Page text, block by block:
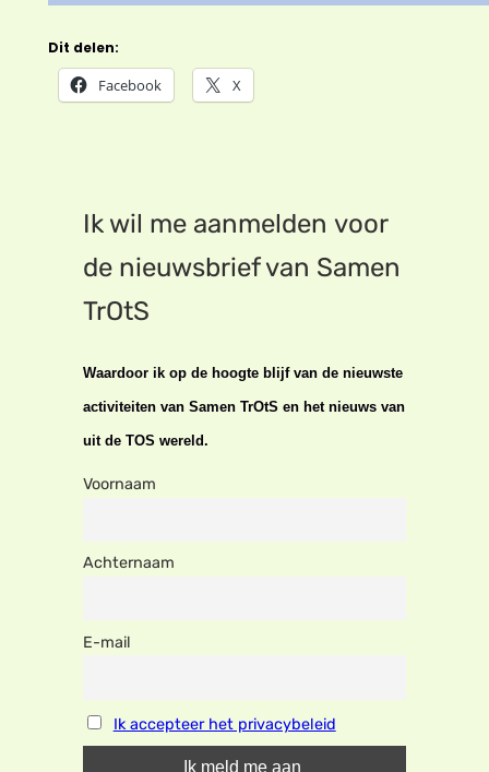
Dit delen:
Facebook X
Ik wil me aanmelden voor
de nieuwsbrief van Samen
TrOtS
Waardoor ik op de hoogte blijf van de nieuwste
activiteiten van Samen TrOtS en het nieuws van
uit de TOS wereld.
Voornaam
Achternaam
E-mail
Ik accepteer het privacybeleid